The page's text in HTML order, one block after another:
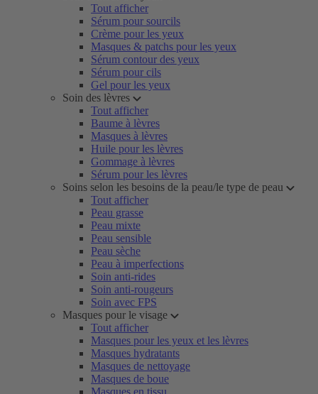
Tout afficher
Sérum pour sourcils
Crème pour les yeux
Masques & patchs pour les yeux
Sérum contour des yeux
Sérum pour cils
Gel pour les yeux
Soin des lèvres
Tout afficher
Baume à lèvres
Masques à lèvres
Huile pour les lèvres
Gommage à lèvres
Sérum pour les lèvres
Soins selon les besoins de la peau/le type de peau
Tout afficher
Peau grasse
Peau mixte
Peau sensible
Peau sèche
Peau à imperfections
Soin anti-rides
Soin anti-rougeurs
Soin avec FPS
Masques pour le visage
Tout afficher
Masques pour les yeux et les lèvres
Masques hydratants
Masques de nettoyage
Masques de boue
Masques en tissu